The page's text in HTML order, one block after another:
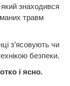
знаходився
травм
з’ясовують чи
безпеки.
і ясно.